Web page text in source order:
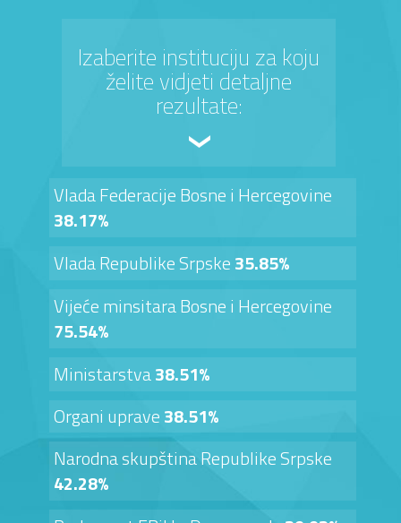
Izaberite instituciju za koju
želite vidjeti detaljne
rezultate:
Vlada Federacije Bosne i Hercegovine
38.17%
Vlada Republike Srpske35.85%
Vijeće minsitara Bosne i Hercegovine
75.54%
Ministarstva38.51%
Organi uprave38.51%
Narodna skupština Republike Srpske
42.28%